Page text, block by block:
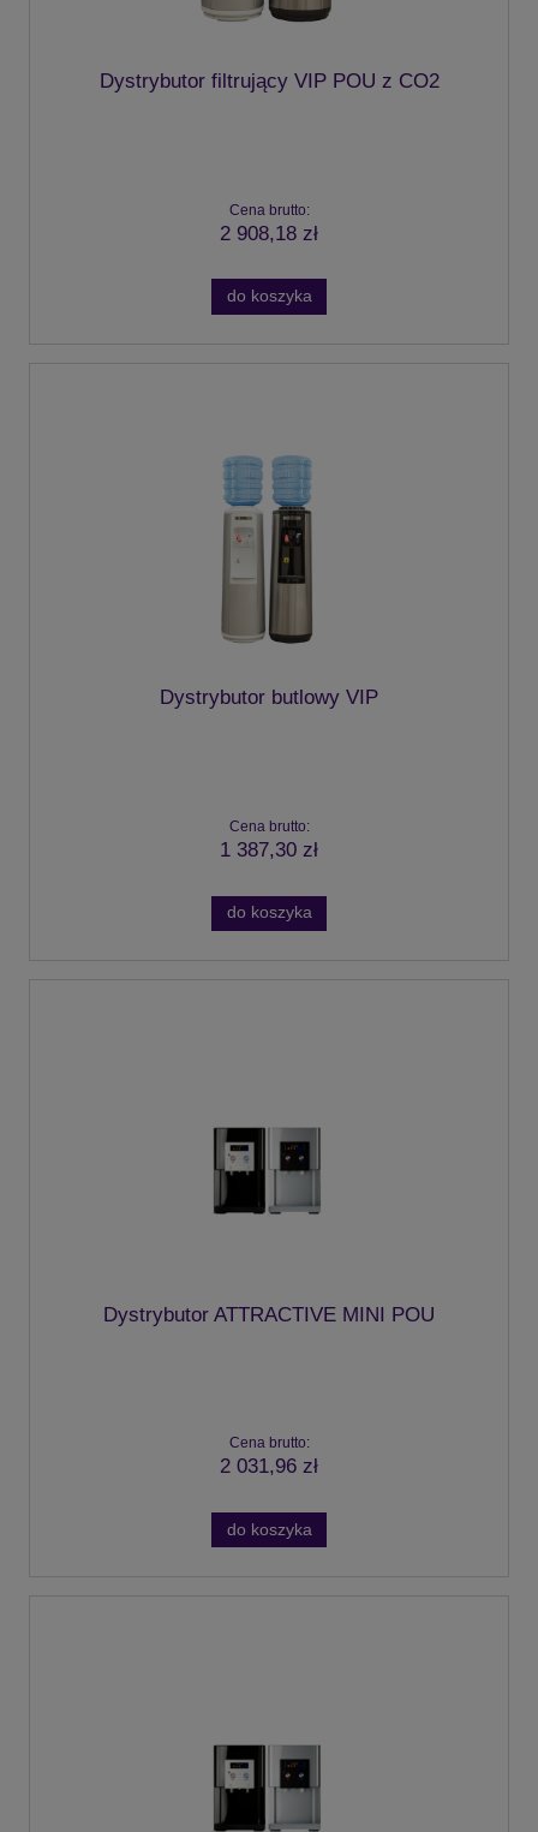
Dystrybutor filtrujący VIP POU z CO2
Cena brutto:
2 908,18 zł
do koszyka
Dystrybutor butlowy VIP
Cena brutto:
1 387,30 zł
do koszyka
Dystrybutor ATTRACTIVE MINI POU
Cena brutto:
2 031,96 zł
do koszyka